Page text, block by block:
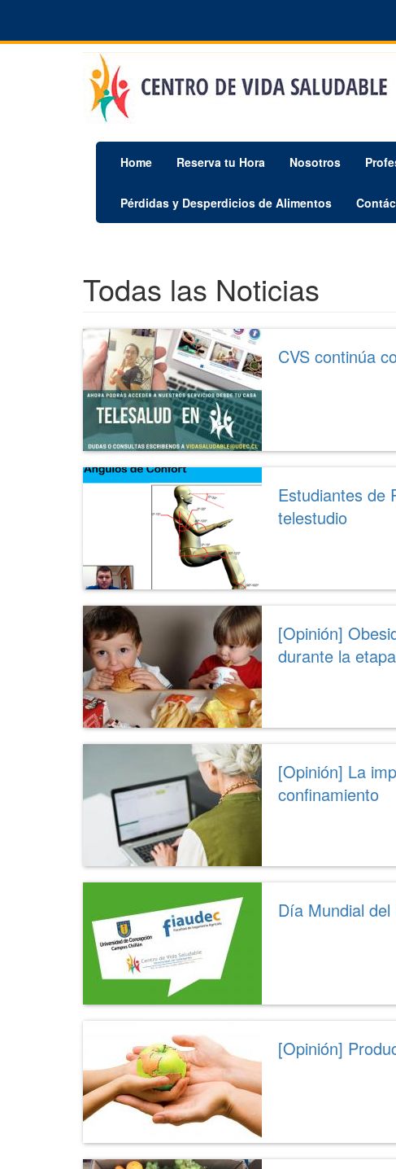
contenido
Home Reserva tu Hora Nosotros
Pérdidas y Desperdicios de Alimentos
Todas las Noticias
CVS continúa
Estudiantes de
telestudio
[Opinión]
durante la
[Opinión] La
confinamiento
Día Mundial del
[Opinión]